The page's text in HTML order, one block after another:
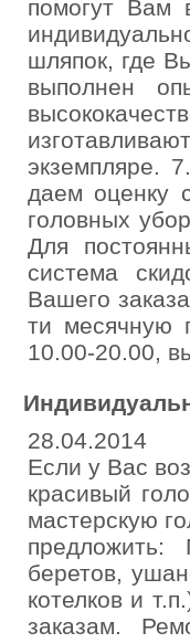
помогут Вам
шляпок, где
выполнен
экземпляре.
даем оценку
головных
Для
система
Вашего
ти месячную
10.00-20.00,
28.04.2014
Если у Вас
красивый
мастерскую
беретов,
котелков и
заказам.